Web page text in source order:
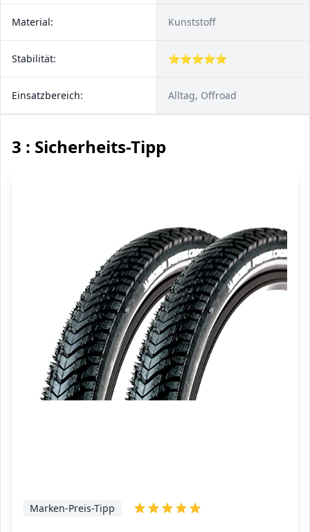
Material: Kunststoff
Stabilität: ⭐⭐⭐⭐⭐
Einsatzbereich: Alltag, Offroad
3 : Sicherheits-Tipp
Marken-Preis-Tipp